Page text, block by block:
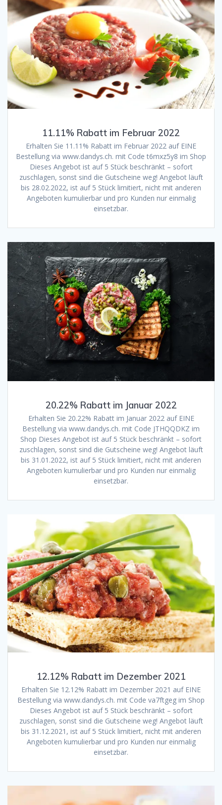
11.11% Rabatt im Februar 2022
Erhalten Sie 11.11% Rabatt im Februar 2022 auf EINE
Bestellung via www.dandys.ch. mit Code t6mxz5y8 im Shop
Dieses Angebot ist auf 5 Stück beschränkt – sofort
zuschlagen, sonst sind die Gutscheine weg! Angebot läuft
bis 28.02.2022, ist auf 5 Stück limitiert, nicht mit anderen
Angeboten kumulierbar und pro Kunden nur einmalig
einsetzbar.
20.22% Rabatt im Januar 2022
Erhalten Sie 20.22% Rabatt im Januar 2022 auf EINE
Bestellung via www.dandys.ch. mit Code JTHQQDKZ im
Shop Dieses Angebot ist auf 5 Stück beschränkt – sofort
zuschlagen, sonst sind die Gutscheine weg! Angebot läuft
bis 31.01.2022, ist auf 5 Stück limitiert, nicht mit anderen
Angeboten kumulierbar und pro Kunden nur einmalig
einsetzbar.
12.12% Rabatt im Dezember 2021
Erhalten Sie 12.12% Rabatt im Dezember 2021 auf EINE
Bestellung via www.dandys.ch. mit Code va7ftgeg im Shop
Dieses Angebot ist auf 5 Stück beschränkt – sofort
zuschlagen, sonst sind die Gutscheine weg! Angebot läuft
bis 31.12.2021, ist auf 5 Stück limitiert, nicht mit anderen
Angeboten kumulierbar und pro Kunden nur einmalig
einsetzbar.